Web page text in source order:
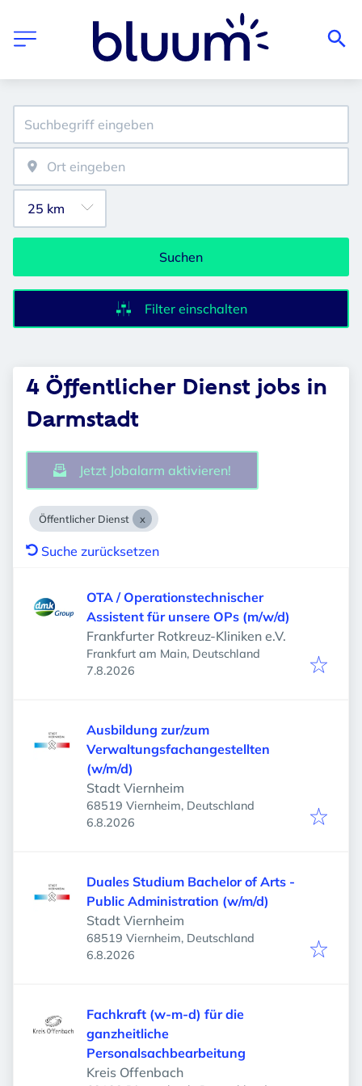
Suchen
Filter einschalten
4 Öffentlicher Dienst jobs in
Darmstadt
Jetzt Jobalarm aktivieren!
Öffentlicher Dienst
Suche zurücksetzen
OTA / Operationstechnischer
Assistent für unsere OPs (m/w/d)
Frankfurter Rotkreuz-Kliniken e.V.
Frankfurt am Main, Deutschland
Veröffentlicht
7.8.2026
Ausbildung zur/zum
Verwaltungsfachangestellten
(w/m/d)
Stadt Viernheim
68519 Viernheim, Deutschland
Veröffentlicht
6.8.2026
Duales Studium Bachelor of Arts -
Public Administration (w/m/d)
Stadt Viernheim
68519 Viernheim, Deutschland
Veröffentlicht
6.8.2026
Fachkraft (w-m-d) für die
ganzheitliche
Personalsachbearbeitung
Kreis Offenbach